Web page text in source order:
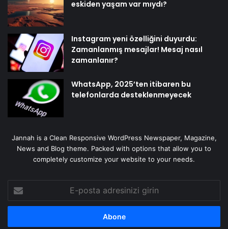
eskiden yaşam var mıydı?
Instagram yeni özelliğini duyurdu:
Zamanlanmış mesajlar! Mesaj nasıl
zamanlanır?
WhatsApp, 2025’ten itibaren bu
telefonlarda desteklenmeyecek
Jannah is a Clean Responsive WordPress Newspaper, Magazine,
News and Blog theme. Packed with options that allow you to
completely customize your website to your needs.
posta
adresinizi